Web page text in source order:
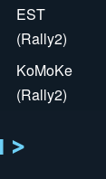
EST
(Rally2)
KoMoKe
(Rally2)
>